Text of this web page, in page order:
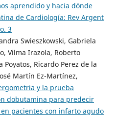
aprendido y hacia dónde
de Cardiología: Rev Argent
3
Swieszkowski, Gabriela
Vilma Irazola, Roberto
Poyatos, Ricardo Perez de la
Martín Ez-Martínez,
y la prueba
dobutamina para predecir
pacientes con infarto agudo